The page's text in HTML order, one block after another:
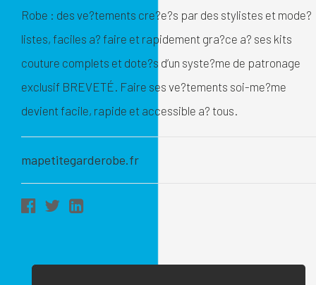
Robe : des ve?tements cre?e?s par des stylistes et mode?
listes, faciles a? faire et rapidement gra?ce a? ses kits
couture complets et dote?s d’un syste?me de patronage
exclusif BREVETÉ. Faire ses ve?tements soi-me?me
devient facile, rapide et accessible a? tous.
mapetitegarderobe.fr